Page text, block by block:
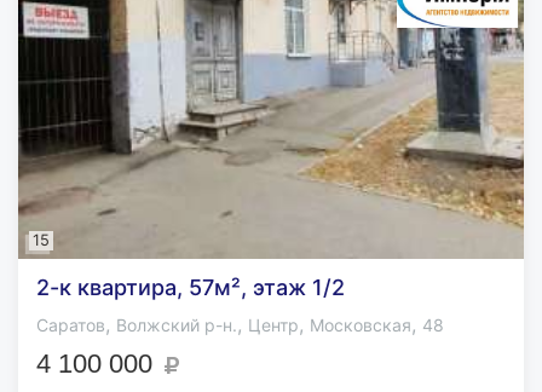
15
2-к квартира, 57м², этаж 1/2
Саратов, Волжский р-н., Центр, Московская, 48
4 100 000